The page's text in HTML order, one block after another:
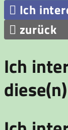
 Ich
 zurück
Ich